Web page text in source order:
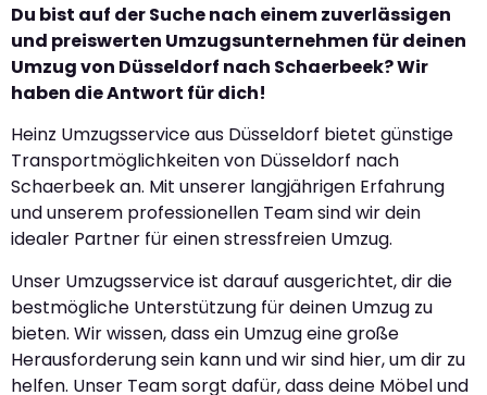
Du bist auf der Suche nach einem zuverlässigen
und preiswerten Umzugsunternehmen für deinen
Umzug von Düsseldorf nach Schaerbeek? Wir
haben die Antwort für dich!
Heinz Umzugsservice aus Düsseldorf bietet günstige
Transportmöglichkeiten von Düsseldorf nach
Schaerbeek an. Mit unserer langjährigen Erfahrung
und unserem professionellen Team sind wir dein
idealer Partner für einen stressfreien Umzug.
Unser Umzugsservice ist darauf ausgerichtet, dir die
bestmögliche Unterstützung für deinen Umzug zu
bieten. Wir wissen, dass ein Umzug eine große
Herausforderung sein kann und wir sind hier, um dir zu
helfen. Unser Team sorgt dafür, dass deine Möbel und